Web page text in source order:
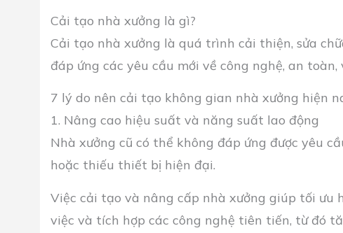
Cải tạo nhà xưởng là gì?
Cải tạo nhà xưởng là quá trình cải thiện, sửa
đáp ứng các yêu cầu mới về công nghệ, an toàn,
7 lý do nên cải tạo không gian nhà xưởng hiện
1. Nâng cao hiệu suất và năng suất lao động
Nhà xưởng cũ có thể không đáp ứng được yêu
hoặc thiếu thiết bị hiện đại.
Việc cải tạo và nâng cấp nhà xưởng giúp tối ưu
việc và tích hợp các công nghệ tiên tiến, từ đó